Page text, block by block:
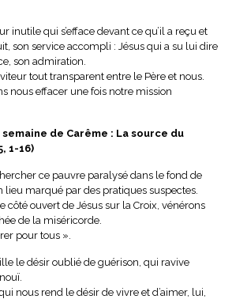
inutile qui s’efface devant ce qu’il a reçu et
son service accompli : Jésus qui a su lui dire
son admiration.
tout transparent entre le Père et nous.
nous effacer une fois notre mission
semaine de Carême : La source du
1-16)
ce pauvre paralysé dans le fond de
lieu marqué par des pratiques suspectes.
côté ouvert de Jésus sur la Croix, vénérons
de la miséricorde.
pour tous ».
le désir oublié de guérison, qui ravive
nous rend le désir de vivre et d’aimer, lui,